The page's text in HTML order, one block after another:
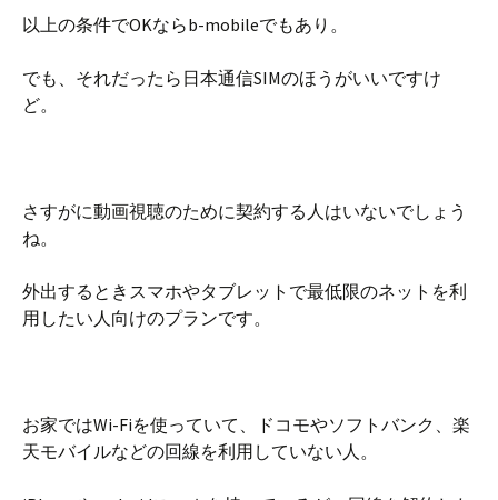
以上の条件でOKならb-mobileでもあり。
でも、それだったら日本通信SIMのほうがいいですけ
ど。
さすがに動画視聴のために契約する人はいないでしょう
ね。
外出するときスマホやタブレットで最低限のネットを利
用したい人向けのプランです。
お家ではWi-Fiを使っていて、ドコモやソフトバンク、楽
天モバイルなどの回線を利用していない人。